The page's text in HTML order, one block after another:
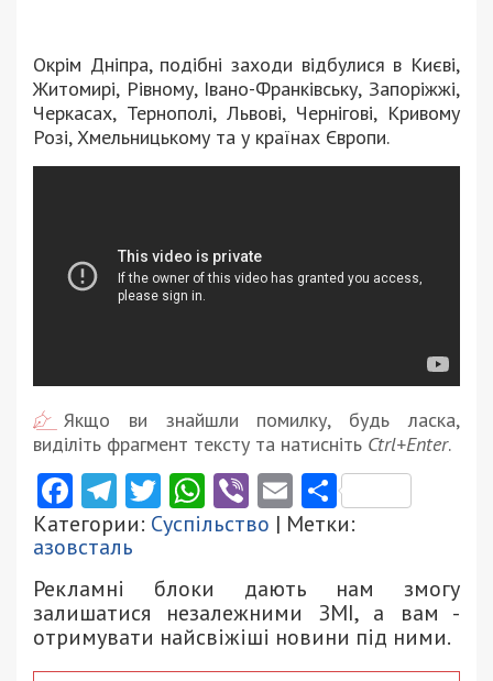
Окрім Дніпра, подібні заходи відбулися в Києві,
Житомирі, Рівному, Івано-Франківську, Запоріжжі,
Черкасах, Тернополі, Львові, Чернігові, Кривому
Розі, Хмельницькому та у країнах Європи.
Якщо ви знайшли помилку, будь ласка,
виділіть фрагмент тексту та натисніть Ctrl+Enter.
Facebook
Telegram
Twitter
WhatsApp
ViberEmail
Категории: Суспільство | Метки:
азовсталь
Рекламні блоки дають нам змогу
залишатися незалежними ЗМІ, а вам -
отримувати найсвіжіші новини під ними.